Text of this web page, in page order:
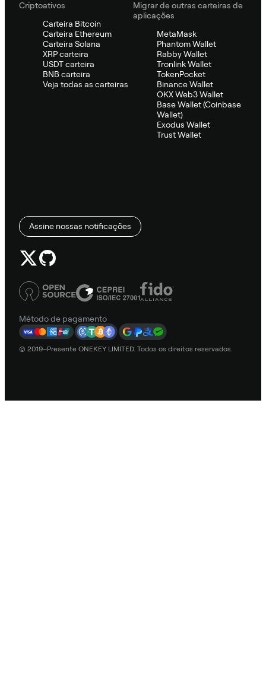
Criptoativos
Carteira Bitcoin
Carteira Ethereum
Carteira Solana
XRP carteira
USDT carteira
BNB carteira
Veja todas as carteiras
Migrar de outras carteiras de
aplicações
MetaMask
Phantom Wallet
Rabby Wallet
Tronlink Wallet
TokenPocket
Binance Wallet
OKX Web3 Wallet
Base Wallet (Coinbase
Wallet)
Exodus Wallet
Trust Wallet
Assine nossas notificações
Método de pagamento
© 2019–Presente ONEKEY LIMITED. Todos os direitos reservados.